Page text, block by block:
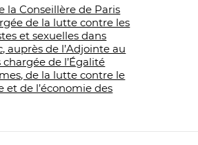
la Conseillère de Paris
de la lutte contre les
et sexuelles dans
auprès de l’Adjointe au
de l’Égalité
de la lutte contre le
et de l’économie des